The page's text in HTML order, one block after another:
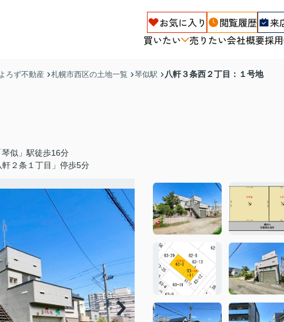
お気に入り 閲覧履歴
来
買いたい
売りたい会社概要採
ろず不動産 札幌市西区の土地一覧 琴似駅 八軒３条西２丁目：１号地
似」駅徒歩16分
２条１丁目」停歩5分